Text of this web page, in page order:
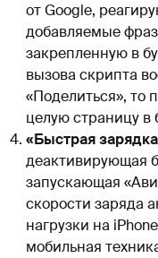
от Google,
добавляемые
закрепленную в
вызова скрипта
«Поделиться», то
целую страницу в
«Быстрая
деактивирующая
запускающая
скорости заряда
нагрузки на
мобильная